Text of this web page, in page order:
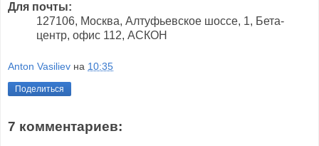
Для почты:
127106, Москва, Алтуфьевское шоссе, 1, Бета-
центр, офис 112, АСКОН
Anton Vasiliev на 10:35
Поделиться
7 комментариев: